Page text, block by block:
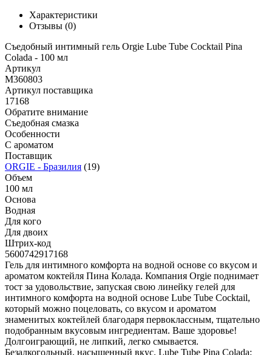
Характеристики
Отзывы (0)
Съедобный интимный гель Orgie Lube Tube Cocktail Pina
Colada - 100 мл
Артикул
M360803
Артикул поставщика
17168
Обратите внимание
Съедобная смазка
Особенности
С ароматом
Поставщик
ORGIE - Бразилия (19)
Объем
100 мл
Основа
Водная
Для кого
Для двоих
Штрих-код
5600742917168
Гель для интимного комфорта на водной основе со вкусом и
ароматом коктейля Пина Колада. Компания Orgie поднимает
тост за удовольствие, запуская свою линейку гелей для
интимного комфорта на водной основе Lube Tube Cocktail,
который можно поцеловать, со вкусом и ароматом
знаменитых коктейлей благодаря первоклассным, тщательно
подобранным вкусовым ингредиентам. Ваше здоровье!
Долгоиграющий, не липкий, легко смывается.
Безалкогольный, насыщенный вкус. Lube Tube Pina Colada: